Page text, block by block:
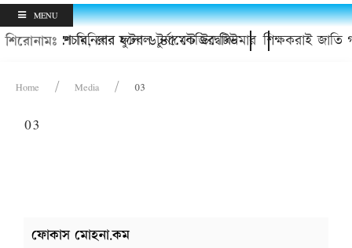
MENU
শিরোনামঃ
স্মরণে মিনিবার ফুটবল টুর্নামেন্ট উদ্বোধন শিক্ষকরাই জাতি
অস্ত্রোপচার, বের হলো ৬.৪৫ কেজির টিউমার
Home Media 03
03
ফোকাস মোহনা.কম